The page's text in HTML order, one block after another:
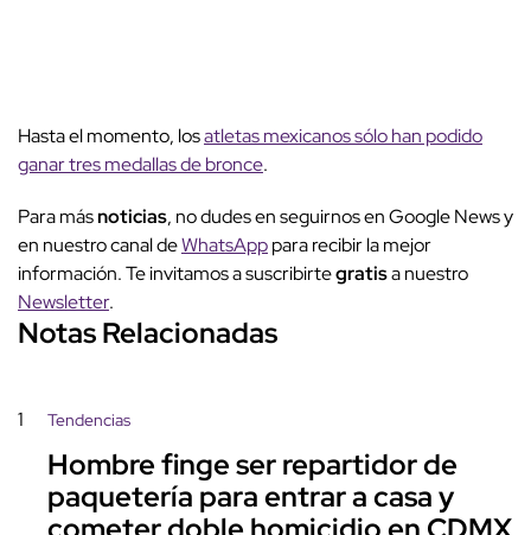
Hasta el momento, losatletas mexicanos sólo han podido
ganar tres medallas de bronce.
Para másnoticias, no dudes en seguirnos en Google News y
en nuestro canal deWhatsApppara recibir la mejor
información. Te invitamos a suscribirtegratisa nuestro
Newsletter.
Notas Relacionadas
1 Tendencias
Hombre finge ser repartidor de
paquetería para entrar a casa y